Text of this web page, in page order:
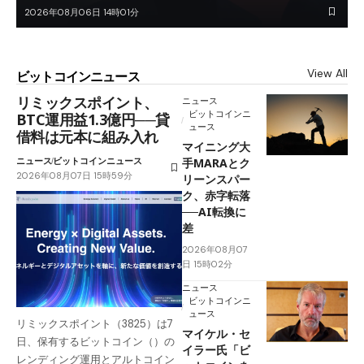
2026年08月06日 14時01分
ビットコインニュース View All
リミックスポイント、
BTC運用益1.3億円──貸
借料は元本に組み入れ
ニュースビットコインニュース
2026年08月07日 15時59分
リミックスポイント（3825）は7
日、保有するビットコイン（）の
レンディング運用とアルトコイン
ニュース
ビットコインニ
ュース
マイニング大
手MARAとク
リーンスパー
ク、赤字転落
──AI転換に
差
2026年08月07
日 15時02分
ニュース
ビットコインニ
ュース
マイケル・セ
イラー氏「ビ